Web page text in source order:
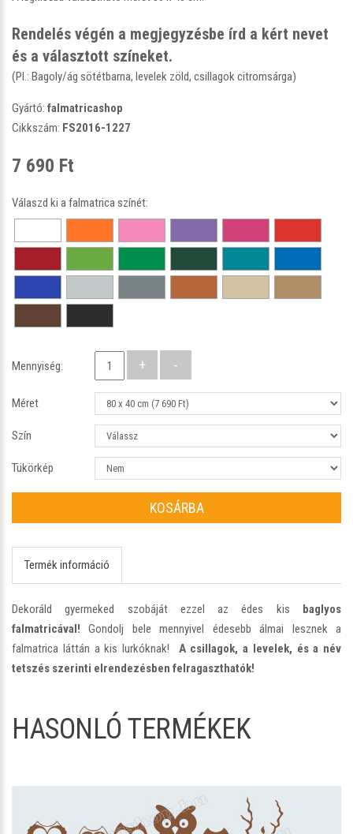
Rendelés végén a megjegyzésbe írd a kért nevet
és a választott színeket.
(Pl.: Bagoly/ág sötétbarna, levelek zöld, csillagok citromsárga)
Gyártó: falmatricashop
Cikkszám: FS2016-1227
7 690 Ft
Válaszd ki a falmatrica színét:
Mennyiség:
Méret
Szín
Tükörkép
KOSÁRBA
Termék információ
Dekoráld gyermeked szobáját ezzel az édes kis baglyos
falmatricával!Gondolj bele mennyivel édesebb álmai lesznek a
falmatrica láttán a kis lurkóknak! A csillagok, a levelek, és a név
tetszés szerinti elrendezésben felragaszthatók!
HASONLÓ TERMÉKEK